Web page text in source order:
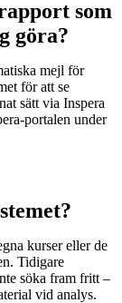
som
göra?
mejl för
för att se
sätt via Inspera
portalen under
kurser eller de
Tidigare
söka fram fritt –
vid analys.